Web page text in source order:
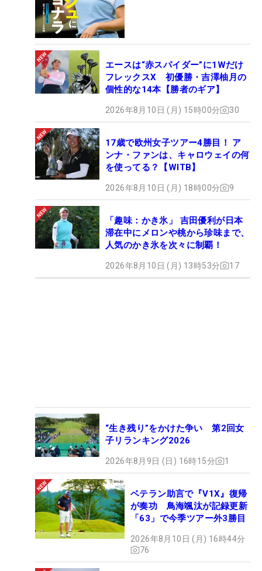
エースは“赤スパイダー”に1Wだけ
フレックスX 初優勝・吉澤柚月の
個性的な14本【勝者のギア】
2026年8月10日 (月) 15時00分 30
17歳で欧州女子ツアー4勝目！ ア
ンナ・ファンは、キャロウェイの何
を使ってる？【WITB】
2026年8月10日 (月) 18時00分 9
「趣味：かき氷」 吉田優利が日本
滞在中にメロンや桃から珍味まで、
人気のかき氷を次々に制覇！
2026年8月10日 (月) 13時53分 17
“生き残り”をかけた争い 第2回女
子リランキング2026
2026年8月9日 (日) 16時15分 1
ベテラン助言で『V1X』復帰
が奏功 鳥海颯汰が記録更新
「63」で今季ツアー外3勝目
2026年8月10日 (月) 16時44分
76